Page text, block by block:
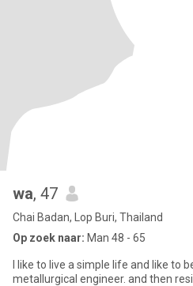
wa, 47
Chai Badan, Lop Buri, Thailand
Op zoek naar: Man 48 - 65
I like to live a simple life and like to
metallurgical engineer. and then resigned to do a small private